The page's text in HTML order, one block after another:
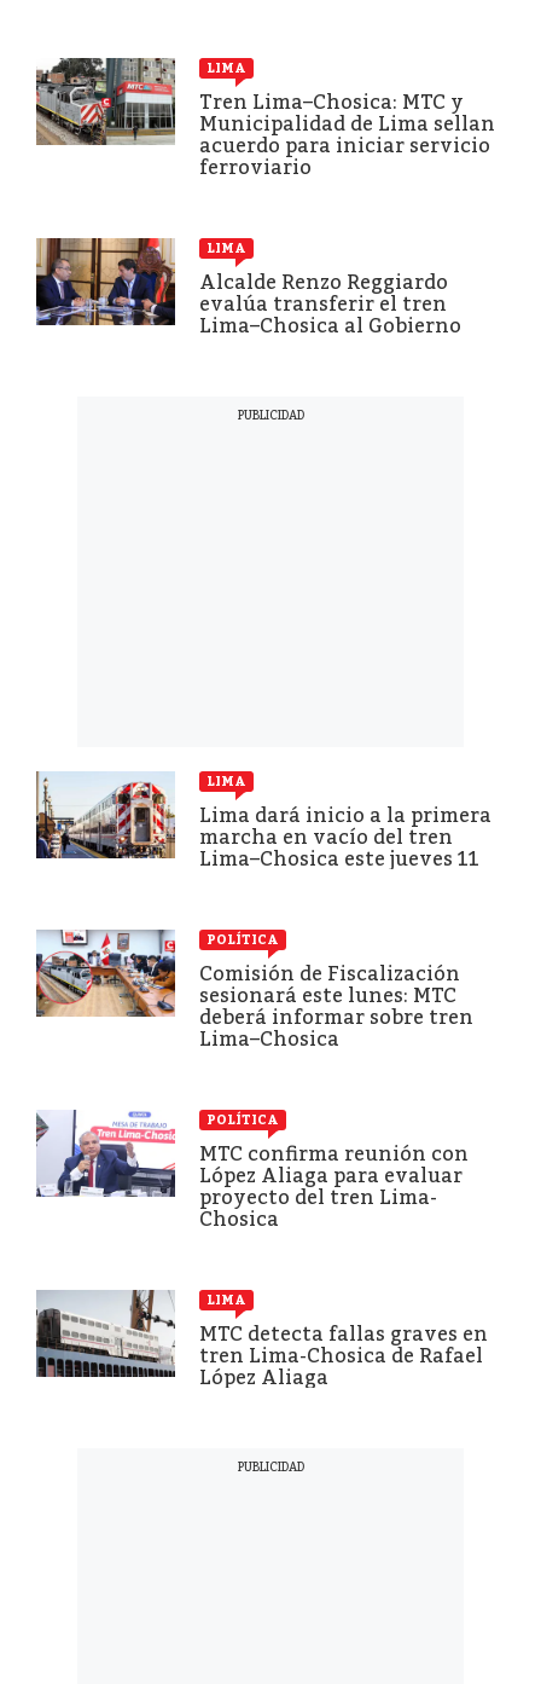
LIMA
Tren Lima–Chosica: MTC y
Municipalidad de Lima sellan
acuerdo para iniciar servicio
ferroviario
LIMA
Alcalde Renzo Reggiardo
evalúa transferir el tren
Lima–Chosica al Gobierno
LIMA
Lima dará inicio a la primera
marcha en vacío del tren
Lima–Chosica este jueves 11
POLÍTICA
Comisión de Fiscalización
sesionará este lunes: MTC
deberá informar sobre tren
Lima–Chosica
POLÍTICA
MTC confirma reunión con
López Aliaga para evaluar
proyecto del tren Lima-
Chosica
LIMA
MTC detecta fallas graves en
tren Lima-Chosica de Rafael
López Aliaga